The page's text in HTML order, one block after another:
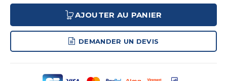
AJOUTER AU PANIER
DEMANDER UN DEVIS